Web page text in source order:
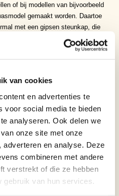
van cookies
en advertenties te
voor social media te bieden
analyseren. Ook delen we
onze site met onze
en analyse. Deze
combineren met andere
verstrekt of die ze hebben
gebruik van hun services.
of bij modellen van bijvoorbeeld
gemaakt worden. Daartoe
met een gipsen steunkap, die
behoudt. In deze rubbermal
relatief lage temperatuur gegoten
geval is een afgietsel van harde was
om brons massief te gieten,
dunnere delen. De gieter giet
een laag op de juiste dikte in de mal
zo ontstaat een hol wassen
van wassen uitsteeksels die
de aanvoer van het brons en
van de lucht in de gietvorm. Het
van binnen en buiten bedekt met
van gips en chamotte zijn of
Roestvrijstalen kernsteunen